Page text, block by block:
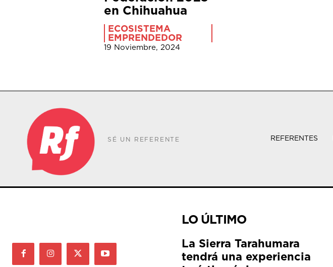
en Chihuahua
ECOSISTEMA
EMPRENDEDOR
19 Noviembre, 2024
SÉ UN REFERENTE REFERENTES
LO ÚLTIMO
La Sierra Tarahumara
tendrá una experiencia